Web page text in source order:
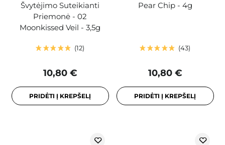
Švytėjimo Suteikianti
Priemonė - 02
Moonkissed Veil - 3,5g
12
10,80 €
PRIDĖTI Į KREPŠELĮ
Pear Chip - 4g
43
10,80 €
PRIDĖTI Į KREPŠELĮ